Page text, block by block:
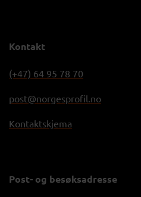
Kontakt
(+47) 64 95 78 70
post@norgesprofil.no
Kontaktskjema
Post- og besøksadresse